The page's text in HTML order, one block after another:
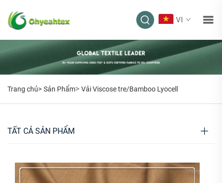
VI
Trang chủ> Sản Phẩm> Vải Viscose tre/Bamboo Lyocell
TẤT CẢ SẢN PHẨM